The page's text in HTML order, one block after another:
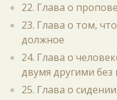
22. Глава о
23. Глава о том,
должное
24. Глава о
двумя другими без
25. Глава о